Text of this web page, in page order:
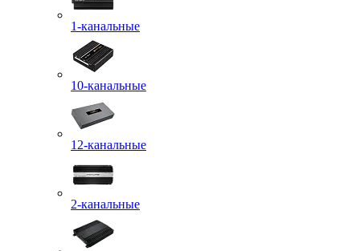
1-канальные
10-канальные
12-канальные
2-канальные